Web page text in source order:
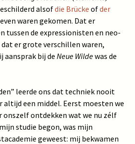
alsofdie Brücke ofder
waren gekomen. Dat er
tussen de expressionisten en neo-
er grote verschillen waren,
aansprak bij de Neue Wildewas de
leerde ons dat techniek nooit
altijd een middel. Eerst moesten we
onszelf ontdekken wat we nu zélf
studie begon, was mijn
geweest: mij bekwamen